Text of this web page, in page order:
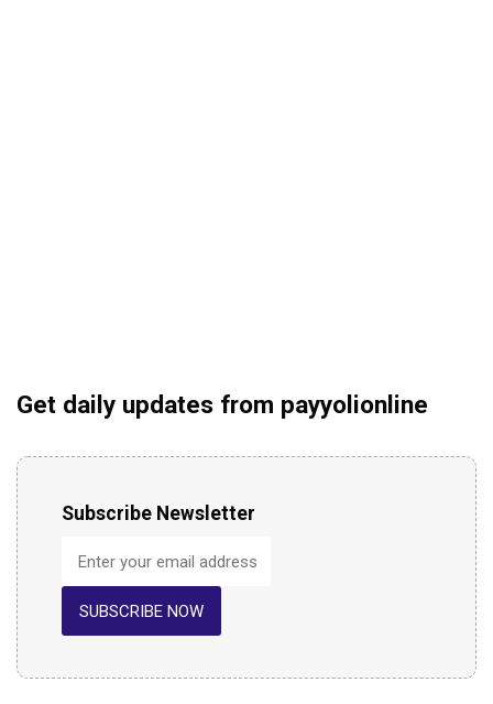
Get daily updates from payyolionline
Subscribe Newsletter
SUBSCRIBE NOW